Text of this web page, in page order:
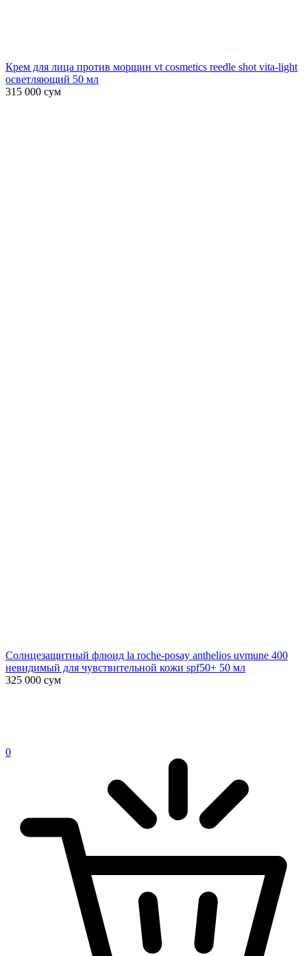
Крем для лица против морщин vt cosmetics reedle shot vita-light
осветляющий 50 мл
315 000 сум
Солнцезащитный флюид la roche-posay anthelios uvmune 400
невидимый для чувствительной кожи spf50+ 50 мл
325 000 сум
0